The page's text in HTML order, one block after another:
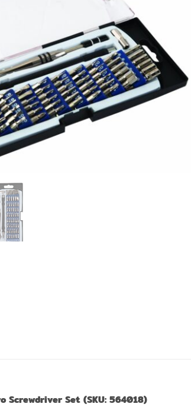
Screwdriver Set (SKU: 564018)